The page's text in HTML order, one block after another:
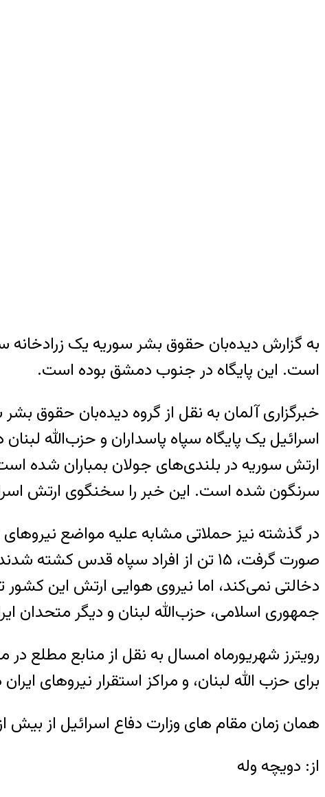
به گزارش دیده‌بان حقوق بشر سوریه یک زرادخانه
است. این پایگاه در جنوب دمشق بوده است.
اسرائیل یک پایگاه سپاه پاسداران و حزب‌الله
ارتش سوریه در بلندی‌های جولان بمباران شده
سرنگون شده است. این خبر را سخنگوی ارتش
در گذشته نیز حملاتی مشابه علیه مواضع
صورت گرفت، ۱۵ تن از افراد سپاه
دخالتی نمی‌کند، اما نیروی هوایی ارتش این
جمهوری اسلامی، حزب‌الله لبنان و دیگر متحدان
برای حزب الله لبنان، و مراکز استقرار نیروهای
همان زمان مقام های وزارت دفاع اسرائیل از بیش از ۲۰۰ حمله در دو سال گذشته علیه اهداف ایران در سوریه پرده
از: دویچه وله